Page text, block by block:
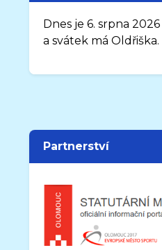
Dnes je 6. srpna 2026
a svátek má Oldřiška.
Partnerství